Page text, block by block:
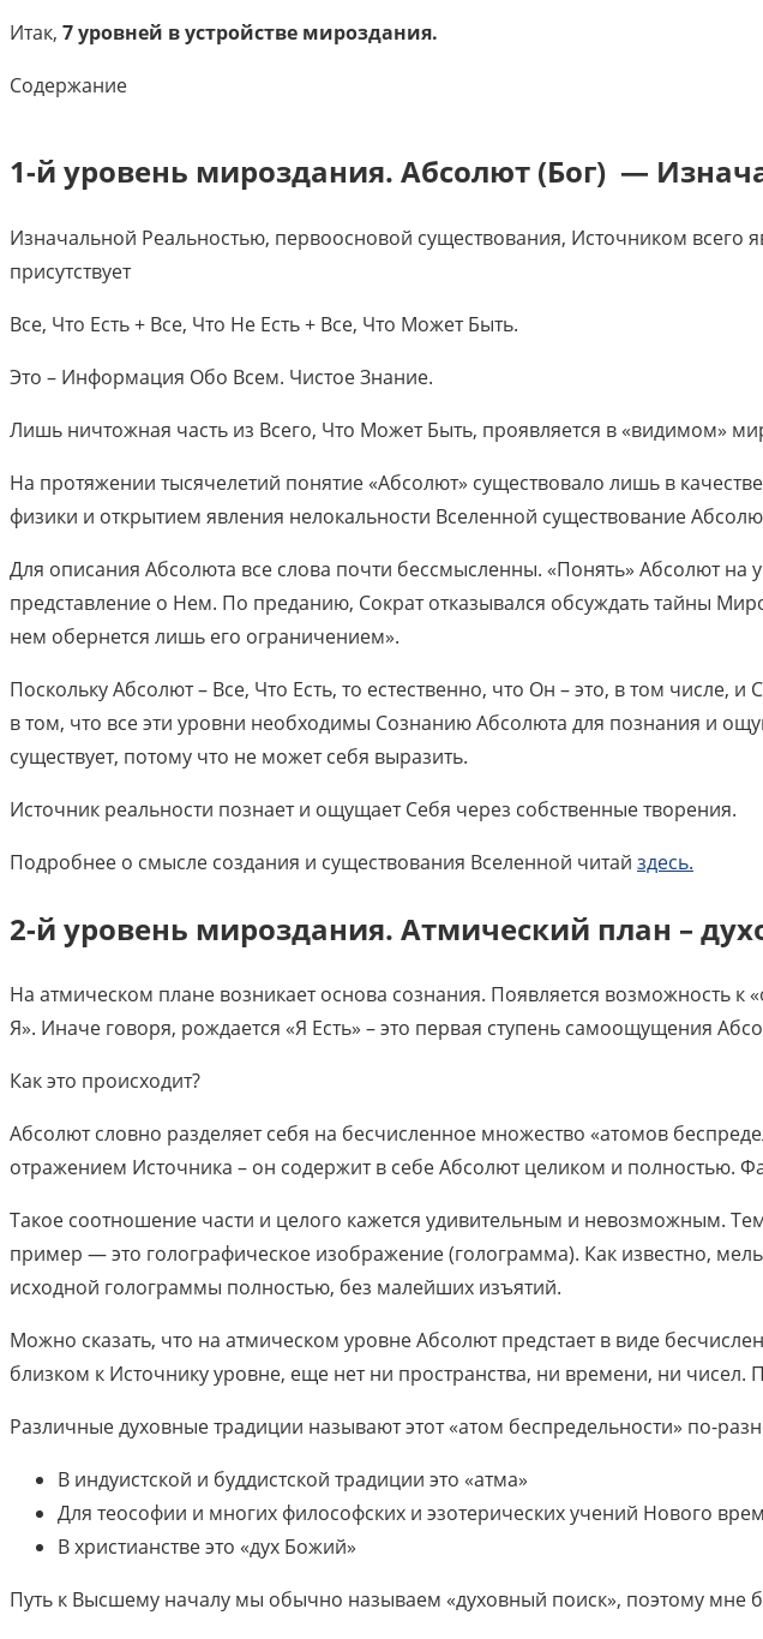
Итак, 7 уровней в устройстве мироздания.
Содержание
1-й уровень мироздания. Абсолют (Бог) —
Изначальной Реальностью, первоосновой существования, Источником всего
присутствует
Все, Что Есть + Все, Что Не Есть + Все, Что Может Быть.
Это – Информация Обо Всем. Чистое Знание.
Лишь ничтожная часть из Всего, Что Может Быть, проявляется в «видимом»
На протяжении тысячелетий понятие «Абсолют» существовало лишь в
физики и открытием явления нелокальности Вселенной существование
Для описания Абсолюта все слова почти бессмысленны. «Понять» Абсолют
представление о Нем. По преданию, Сократ отказывался обсуждать тайны
нем обернется лишь его ограничением».
Поскольку Абсолют – Все, Что Есть, то естественно, что Он – это, в том
в том, что все эти уровни необходимы Сознанию Абсолюта для познания и
существует, потому что не может себя выразить.
Источник реальности познает и ощущает Себя через собственные творения.
Подробнее о смысле создания и существования Вселенной читай здесь.
2-й уровень мироздания. Атмический план –
На атмическом плане возникает основа сознания. Появляется возможность
Я». Иначе говоря, рождается «Я Есть» – это первая ступень самоощущения
Как это происходит?
Абсолют словно разделяет себя на бесчисленное множество «атомов
отражением Источника – он содержит в себе Абсолют целиком и полностью.
Такое соотношение части и целого кажется удивительным и невозможным.
пример — это голографическое изображение (голограмма). Как известно,
исходной голограммы полностью, без малейших изъятий.
Можно сказать, что на атмическом уровне Абсолют предстает в виде
близком к Источнику уровне, еще нет ни пространства, ни времени, ни чисел.
Различные духовные традиции называют этот «атом беспредельности» по-
В индуистской и буддистской традиции это «атма»
Для теософии и многих философских и эзотерических учений Нового
В христианстве это «дух Божий»
Путь к Высшему началу мы обычно называем «духовный поиск», поэтому мне